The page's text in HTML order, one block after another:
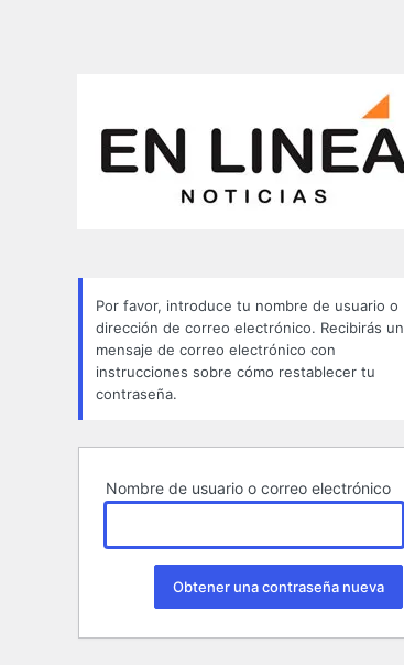
Por favor, introduce tu nombre de usuario o
dirección de correo electrónico. Recibirás un
mensaje de correo electrónico con
instrucciones sobre cómo restablecer tu
contraseña.
Nombre de usuario o correo electrónico